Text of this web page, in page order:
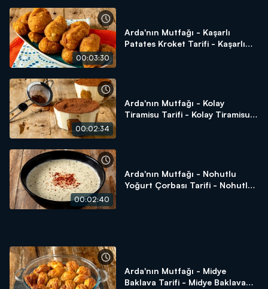
00:03:30
Arda'nın Mutfağı - Kaşarlı
Patates Kroket Tarifi - Kaşarlı
00:02:34
Arda'nın Mutfağı - Kolay
Tiramisu Tarifi - Kolay Tiramisu
00:02:40
Arda'nın Mutfağı - Nohutlu
Yoğurt Çorbası Tarifi - Nohutlu
Arda'nın Mutfağı - Midye
Baklava Tarifi - Midye Baklava